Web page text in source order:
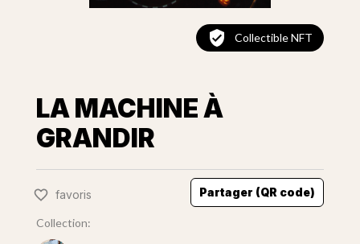
Collectible NFT
LA MACHINE À
GRANDIR
favoris Partager (QR code)
Collection: